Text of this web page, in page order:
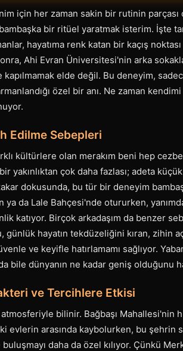
için her zaman sakin bir rutinin parçası
bambaşka bir ritüel yaratmak isterim. İşte
hayatıma renk katan bir kaçış
Ahi Evran Üniversitesi'nin arka
elde değil. Bu deneyim,
özel bir anı. Ne zaman
Edilme Sebepleri
kültürlere olan merakım beni hep
yakınlıktan çok daha fazlası; adeta
dokusunda, bu tür bir deneyim
ya da Lale Bahçesi'nde otururken,
katıyor. Birçok arkadaşım da benzer
günlük hayatın tekdüzeliğini kıran, zihin
ve keyifle hatırlamamı sağlıyor.
bile dünyanın ne kadar geniş olduğunu
ve Tercihlere Etkisi
bilinir. Bağbaşı Mahallesi'nin
evlerin arasında kaybolurken, bu şehrin
daha da özel kılıyor. Çünkü